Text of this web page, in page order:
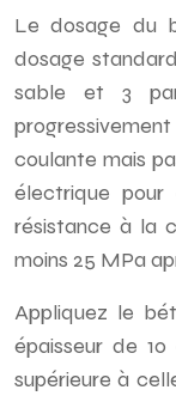
Le dosage du
dosage
sable et 3
coulante mais
électrique pour
résistance à la
moins 25 MPa
Appliquez le
épaisseur de
supérieure à